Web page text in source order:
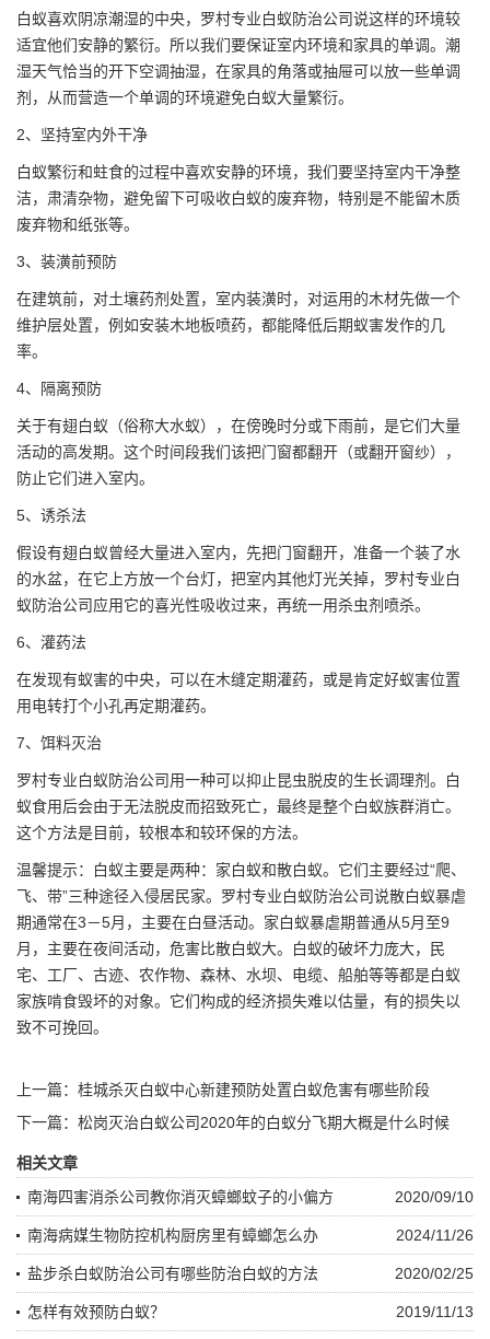
白蚁喜欢阴凉潮湿的中央，罗村专业白蚁防治公司说这样的环境较
适宜他们安静的繁衍。所以我们要保证室内环境和家具的单调。潮
湿天气恰当的开下空调抽湿，在家具的角落或抽屉可以放一些单调
剂，从而营造一个单调的环境避免白蚁大量繁衍。
2、坚持室内外干净
白蚁繁衍和蛀食的过程中喜欢安静的环境，我们要坚持室内干净整
洁，肃清杂物，避免留下可吸收白蚁的废弃物，特别是不能留木质
废弃物和纸张等。
3、装潢前预防
在建筑前，对土壤药剂处置，室内装潢时，对运用的木材先做一个
维护层处置，例如安装木地板喷药，都能降低后期蚁害发作的几
率。
4、隔离预防
关于有翅白蚁（俗称大水蚁），在傍晚时分或下雨前，是它们大量
活动的高发期。这个时间段我们该把门窗都翻开（或翻开窗纱），
防止它们进入室内。
5、诱杀法
假设有翅白蚁曾经大量进入室内，先把门窗翻开，准备一个装了水
的水盆，在它上方放一个台灯，把室内其他灯光关掉，罗村专业白
蚁防治公司应用它的喜光性吸收过来，再统一用杀虫剂喷杀。
6、灌药法
在发现有蚁害的中央，可以在木缝定期灌药，或是肯定好蚁害位置
用电转打个小孔再定期灌药。
7、饵料灭治
罗村专业白蚁防治公司用一种可以抑止昆虫脱皮的生长调理剂。白
蚁食用后会由于无法脱皮而招致死亡，最终是整个白蚁族群消亡。
这个方法是目前，较根本和较环保的方法。
温馨提示：白蚁主要是两种：家白蚁和散白蚁。它们主要经过“爬、
飞、带”三种途径入侵居民家。罗村专业白蚁防治公司说散白蚁暴虐
期通常在3－5月，主要在白昼活动。家白蚁暴虐期普通从5月至9
月，主要在夜间活动， 危害 比散白蚁大。白蚁的破坏力庞大，民
宅、工厂、古迹、农作物、森林、水坝、电缆、船舶等等都是白蚁
家族啃食毁坏的对象。它们构成的经济损失难以估量，有的损失以
致不可挽回。
上一篇： 桂城杀灭白蚁中心新建预防处置白蚁危害有哪些阶段
下一篇： 松岗灭治白蚁公司2020年的白蚁分飞期大概是什么时候
相关文章
2020/09/10
南海四害消杀公司教你消灭蟑螂蚊子的小偏方
2024/11/26
南海病媒生物防控机构厨房里有蟑螂怎么办
2020/02/25
盐步杀白蚁防治公司有哪些防治白蚁的方法
2019/11/13
怎样有效预防白蚁？